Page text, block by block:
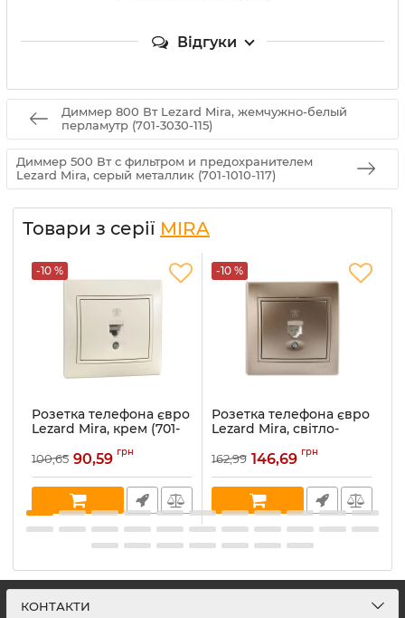
Відгуки
Диммер 800 Вт Lezard Mira, жемчужно-белый
перламутр (701-3030-115)
Диммер 500 Вт с фильтром и предохранителем
Lezard Mira, серый металлик (701-1010-117)
Товари з серії MIRA
-10 %
Розетка телефона євро
Lezard Mira, крем (701-
Артикул:701-0303-137
В наявності:5
100,65 90,59 грн
-10 %
Розетка телефона євро
Lezard Mira, світло-
перламутр (701-3131-137)
Артикул:701-3131-137
В наявності:
162,99 146,69 грн
КОНТАКТИ